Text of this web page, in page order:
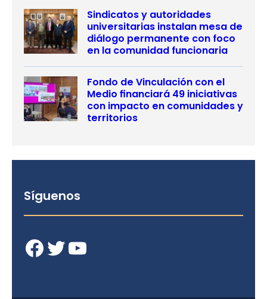
Sindicatos y autoridades
universitarias instalan mesa de
diálogo permanente con foco
en la comunidad funcionaria
Fondo de Vinculación con el
Medio financiará 49 iniciativas
con impacto en comunidades y
territorios
Síguenos
Facebook Twitter YouTube